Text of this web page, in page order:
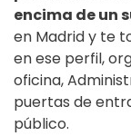
encima de un
en Madrid y te
en ese perfil,
oficina,
puertas de
público.